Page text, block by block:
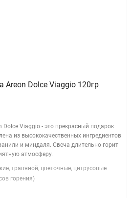
Areon Dolce Viaggio 120гр
Dolce Viaggio - это прекрасный подарок
из высококачественных ингредиентов
и миндаля. Свеча длительно горит
атмосферу.
травяной, цветочные, цитрусовые
горения)